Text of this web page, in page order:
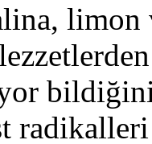
limon
radikalleri